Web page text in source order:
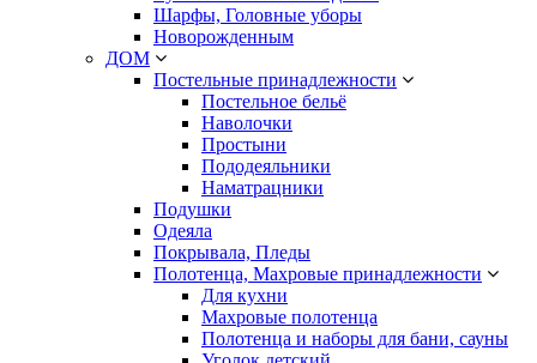
Шарфы, Головные уборы
Новорожденным
ДОМ
Постельные принадлежности
Постельное бельё
Наволочки
Простыни
Пододеяльники
Наматрацники
Подушки
Одеяла
Покрывала, Пледы
Полотенца, Махровые принадлежности
Для кухни
Махровые полотенца
Полотенца и наборы для бани, сауны